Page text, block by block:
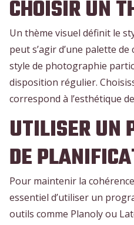
CHOISIR UN
Un thème visuel définit le
peut s’agir d’une palette
style de photographie
disposition régulier.
correspond à l’esthétique
UTILISER UN
DE
Pour maintenir la
essentiel d’utiliser un
outils comme Planoly ou